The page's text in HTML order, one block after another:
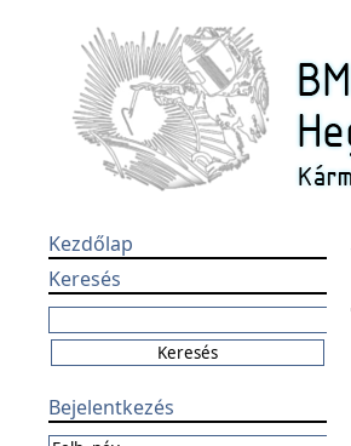
Kezdőlap
Keresés
Bejelentkezés